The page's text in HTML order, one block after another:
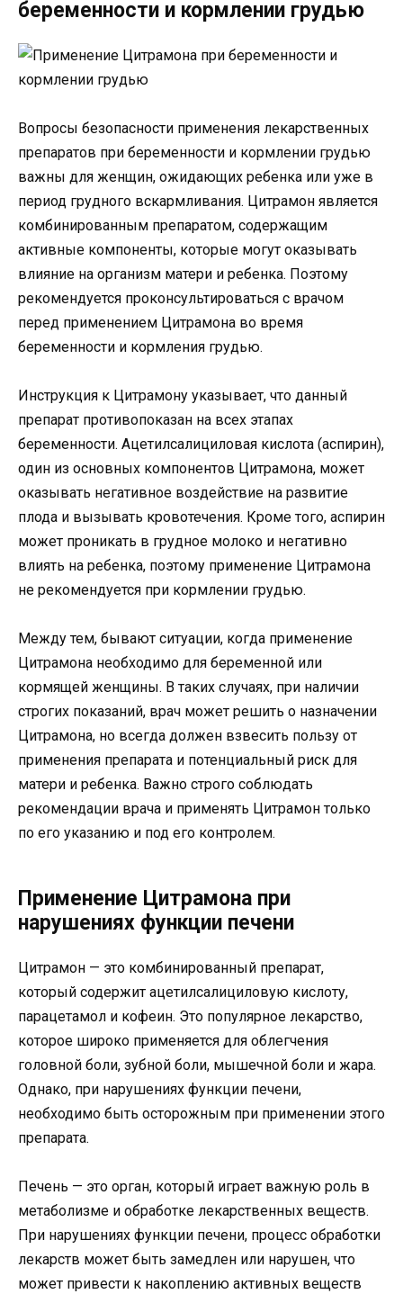
беременности и кормлении грудью
Вопросы безопасности применения лекарственных
препаратов при беременности и кормлении грудью
важны для женщин, ожидающих ребенка или уже в
период грудного вскармливания. Цитрамон является
комбинированным препаратом, содержащим
активные компоненты, которые могут оказывать
влияние на организм матери и ребенка. Поэтому
рекомендуется проконсультироваться с врачом
перед применением Цитрамона во время
беременности и кормления грудью.
Инструкция к Цитрамону указывает, что данный
препарат противопоказан на всех этапах
беременности. Ацетилсалициловая кислота (аспирин),
один из основных компонентов Цитрамона, может
оказывать негативное воздействие на развитие
плода и вызывать кровотечения. Кроме того, аспирин
может проникать в грудное молоко и негативно
влиять на ребенка, поэтому применение Цитрамона
не рекомендуется при кормлении грудью.
Между тем, бывают ситуации, когда применение
Цитрамона необходимо для беременной или
кормящей женщины. В таких случаях, при наличии
строгих показаний, врач может решить о назначении
Цитрамона, но всегда должен взвесить пользу от
применения препарата и потенциальный риск для
матери и ребенка. Важно строго соблюдать
рекомендации врача и применять Цитрамон только
по его указанию и под его контролем.
Применение Цитрамона при
нарушениях функции печени
Цитрамон — это комбинированный препарат,
который содержит ацетилсалициловую кислоту,
парацетамол и кофеин. Это популярное лекарство,
которое широко применяется для облегчения
головной боли, зубной боли, мышечной боли и жара.
Однако, при нарушениях функции печени,
необходимо быть осторожным при применении этого
препарата.
Печень — это орган, который играет важную роль в
метаболизме и обработке лекарственных веществ.
При нарушениях функции печени, процесс обработки
лекарств может быть замедлен или нарушен, что
может привести к накоплению активных веществ